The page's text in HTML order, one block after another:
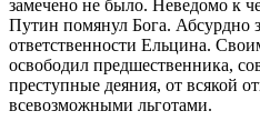
замечено не было. Неведомо к
Путин помянул Бога. Абсурдно
ответственности Ельцина.
освободил предшественника,
преступные деяния, от всякой
всевозможными льготами.